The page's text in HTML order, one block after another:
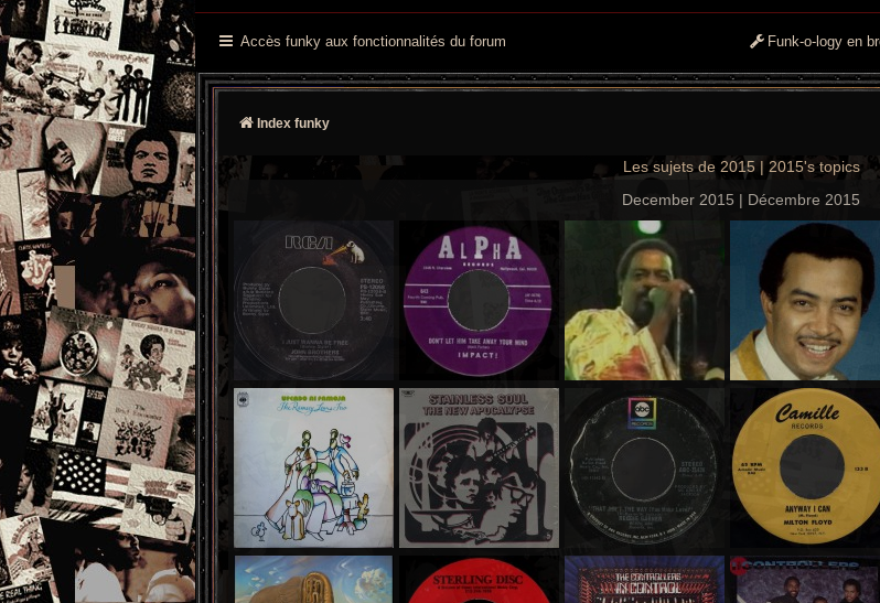
Accès funky aux fonctionnalités du forum Funk-o-logy en
Index funky
Les sujets de 2015 | 2015's topics
December 2015 | Décembre 2015